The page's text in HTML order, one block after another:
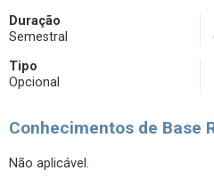
Duração
Semestral
Tipo
Opcional
Conhecimentos de Base
Não aplicável.